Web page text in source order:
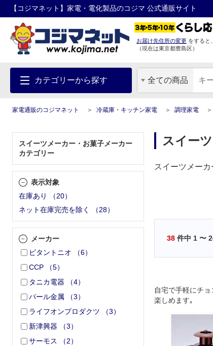
【コジマネット】家電・電化製品のコジマ 公式通販サイト
お届け先住所の変更 をすると
（現在は東京都豊島区）
カテゴリーから探す 全ての商品
家電通販のコジマネット 冷蔵庫・キッチン家電 調理家電
スイーツメーカー・お菓子メーカー
カテゴリー
表示対象
在庫あり
（20）
ネット在庫完売を除く
（28）
メーカー
ビタントニオ
（6）
CCP
（5）
タニカ電器
（4）
パール金属
（3）
ライフオンプロダクツ
（3）
新津興器
（3）
サーモス
（2）
スイー
スイーツメー
38 件中 1 〜
自宅で手軽にチ
楽しめます｡